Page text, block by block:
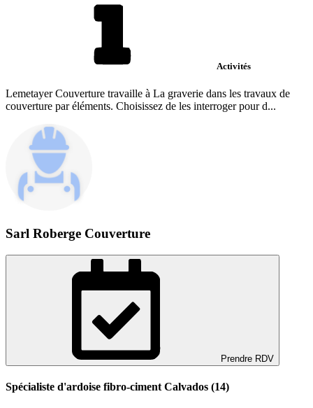
Activités
Lemetayer Couverture travaille à La graverie dans les travaux de
couverture par éléments. Choisissez de les interroger pour d...
Sarl Roberge Couverture
Prendre RDV
Spécialiste d'ardoise fibro-ciment Calvados (14)